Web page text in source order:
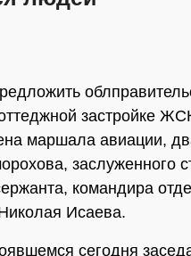
застройке
маршала авиации,
заслуженного
командира
Исаева.
сегодня